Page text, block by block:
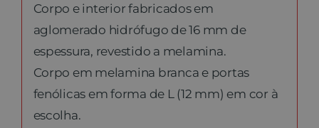
Corpo e interior fabricados em
aglomerado hidrófugo de 16 mm de
espessura, revestido a melamina.
Corpo em melamina branca e portas
fenólicas em forma de L (12 mm) em cor à
escolha.